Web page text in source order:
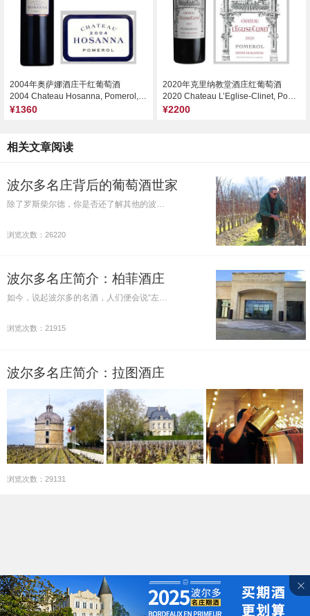
2004年奥萨娜酒庄干红葡萄酒
¥1360
2020年克里纳教堂酒庄红葡萄酒
¥2200
相关文章阅读
波尔多名庄背后的葡萄酒世家
除了罗斯柴尔德，你是否还了解其他的波…
浏览次数：26220
波尔多名庄简介：柏菲酒庄
如今，说起波尔多的名酒，人们便会说“左…
浏览次数：21915
波尔多名庄简介：拉图酒庄
浏览次数：29131